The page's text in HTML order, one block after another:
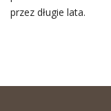
przez długie lata.